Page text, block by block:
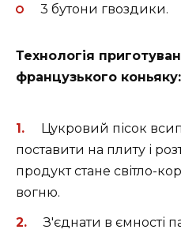
3 бутони гвоздики.
Технологія
французького коньяку:
Цукровий пісок
поставити на плиту і
продукт стане світло-
вогню.
З'єднати в ємності